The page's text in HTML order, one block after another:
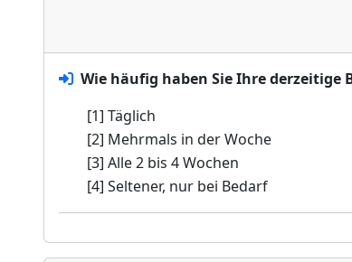
Wie häufig haben Sie Ihre derzeitige
[1] Täglich
[2] Mehrmals in der Woche
[3] Alle 2 bis 4 Wochen
[4] Seltener, nur bei Bedarf